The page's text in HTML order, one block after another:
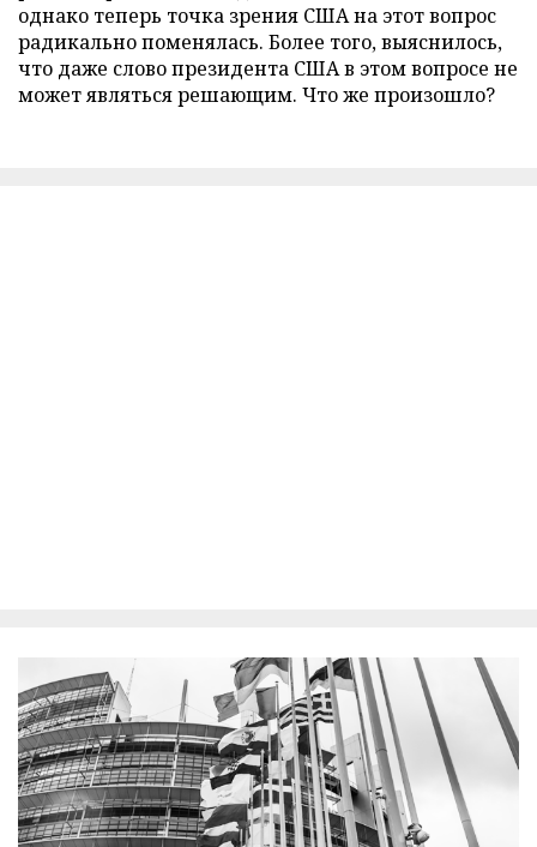
однако теперь точка зрения США на этот вопрос
радикально поменялась. Более того, выяснилось,
что даже слово президента США в этом вопросе не
может являться решающим. Что же произошло?